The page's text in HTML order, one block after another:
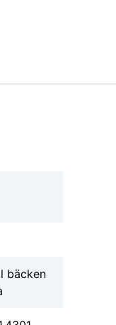
bäcken